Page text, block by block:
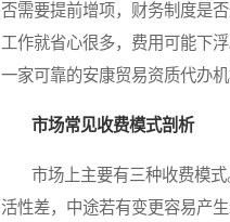
否需要提前增项，财务制度是
工作就省心很多，费用可能下
一家可靠的安康贸易资质代办
市场常见收费模式剖析
市场上主要有三种收费模式
活性差，中途若有变更容易产